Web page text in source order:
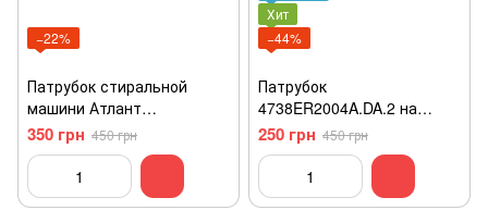
−22%
Патрубок стиральной
машини Атлант
MKAY.752522.001
350 грн 450 грн
Хит
−44%
Патрубок
4738ER2004A.DA.2 на
стиральну машину lg.
250 грн 450 грн